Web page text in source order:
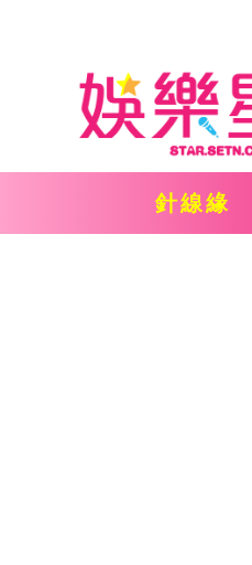
針線緣